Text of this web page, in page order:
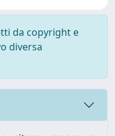
da copyright e
diversa